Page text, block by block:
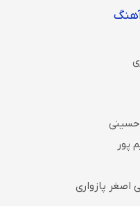
حسینی
پور
اصغر پازواری